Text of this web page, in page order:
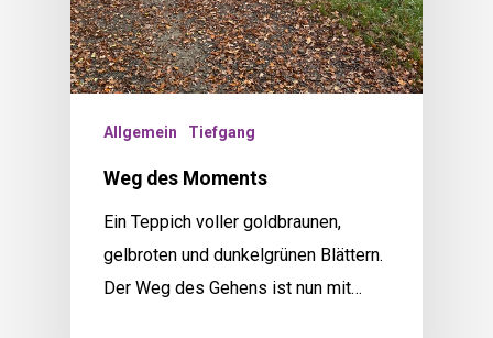
Allgemein Tiefgang
Weg des Moments
Ein Teppich voller goldbraunen,
gelbroten und dunkelgrünen Blättern.
Der Weg des Gehens ist nun mit…